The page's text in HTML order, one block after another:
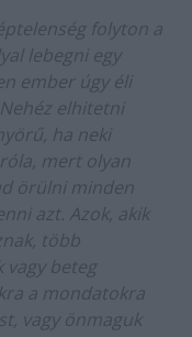
folyton a
lebegni egy
ember úgy éli
elhitetni
ha neki
mert olyan
örülni minden
azt. Azok, akik
több
vagy beteg
a mondatokra
vagy önmaguk